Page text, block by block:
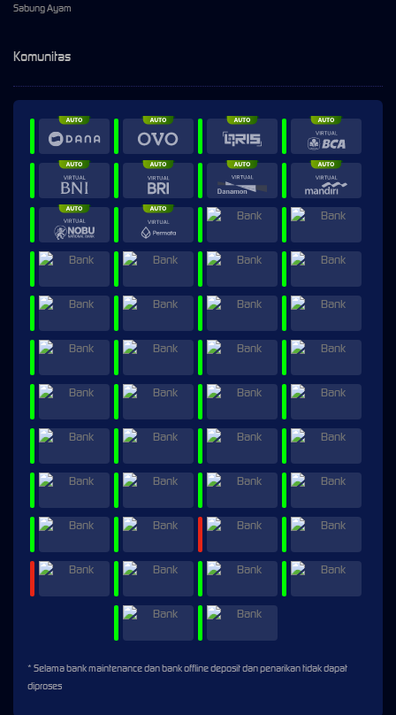
Sabung Ayam
Komunitas
* Selama bank maintenance dan bank offline deposit dan penarikan tidak dapat
diproses